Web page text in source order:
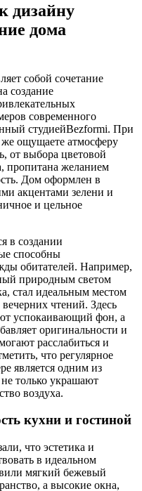
дизайну
дома
собой сочетание
создание
современного
студиейBezformi. При
же ощущаете атмосферу
от выбора цветовой
пропитана желанием
Дом оформлен в
акцентами зелени и
и цельное
в создании
способны
обитателей. Например,
природным светом
стал идеальным местом
чтений. Здесь
успокаивающий фон, а
оригинальности и
расслабиться и
что регулярное
является одним из
только украшают
воздуха.
кухни и гостиной
что эстетика и
в идеальном
мягкий бежевый
а высокие окна,